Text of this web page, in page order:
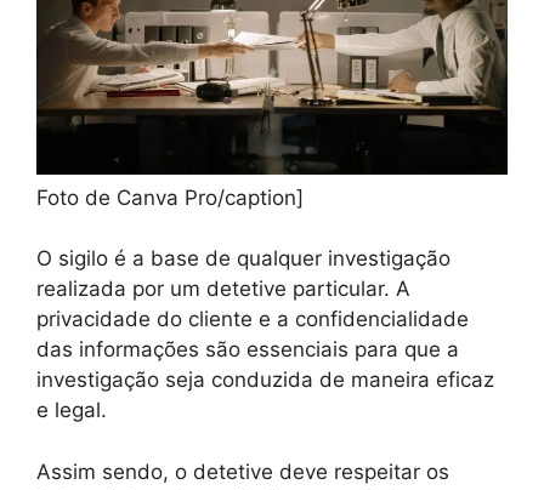
Foto de Canva Pro/caption]
O sigilo é a base de qualquer investigação
realizada por um detetive particular. A
privacidade do cliente e a confidencialidade
das informações são essenciais para que a
investigação seja conduzida de maneira eficaz
e legal.
Assim sendo, o detetive deve respeitar os